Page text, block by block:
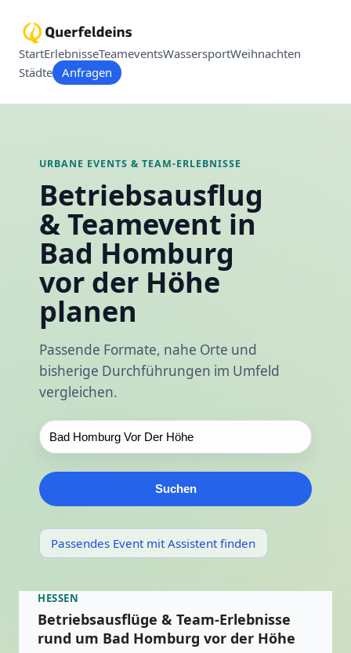
StartErlebnisseTeameventsWassersportWeihnachten
Städte Anfragen
URBANE EVENTS & TEAM-ERLEBNISSE
Betriebsausflug
& Teamevent in
Bad Homburg
vor der Höhe
planen
Passende Formate, nahe Orte und
bisherige Durchführungen im Umfeld
vergleichen.
Suchen
Passendes Event mit Assistent finden
HESSEN
Betriebsausflüge & Team-Erlebnisse
rund um Bad Homburg vor der Höhe